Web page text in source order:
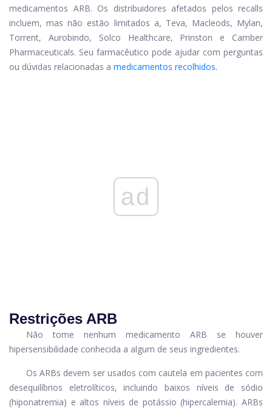
medicamentos ARB. Os distribuidores afetados pelos recalls
incluem, mas não estão limitados a, Teva, Macleods, Mylan,
Torrent, Aurobindo, Solco Healthcare, Prinston e Camber
Pharmaceuticals. Seu farmacêutico pode ajudar com perguntas
ou dúvidas relacionadas a medicamentos recolhidos.
ad
Restrições ARB
Não tome nenhum medicamento ARB se houver
hipersensibilidade conhecida a algum de seus ingredientes.
Os ARBs devem ser usados ​​com cautela em pacientes com
desequilíbrios eletrolíticos, incluindo baixos níveis de sódio
(hiponatremia) e altos níveis de potássio (hipercalemia). ARBs